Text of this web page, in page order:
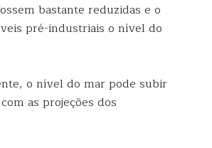
bastante reduzidas e o
pré-industriais o nível do
o nível do mar pode subir
as projeções dos